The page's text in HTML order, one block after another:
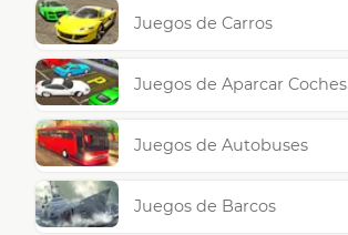
Juegos de Carros
Juegos de Aparcar Coches
Juegos de Autobuses
Juegos de Barcos